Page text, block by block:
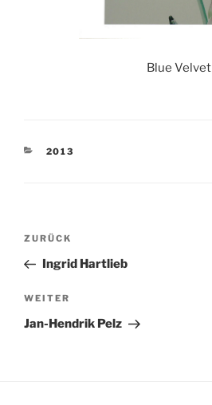
Blue Velvet
KATEGORIEN
2013
Beitragsnavigation
Vorheriger
Beitrag
ZURÜCK
Ingrid Hartlieb
Nächster
Beitrag
WEITER
Jan-Hendrik Pelz